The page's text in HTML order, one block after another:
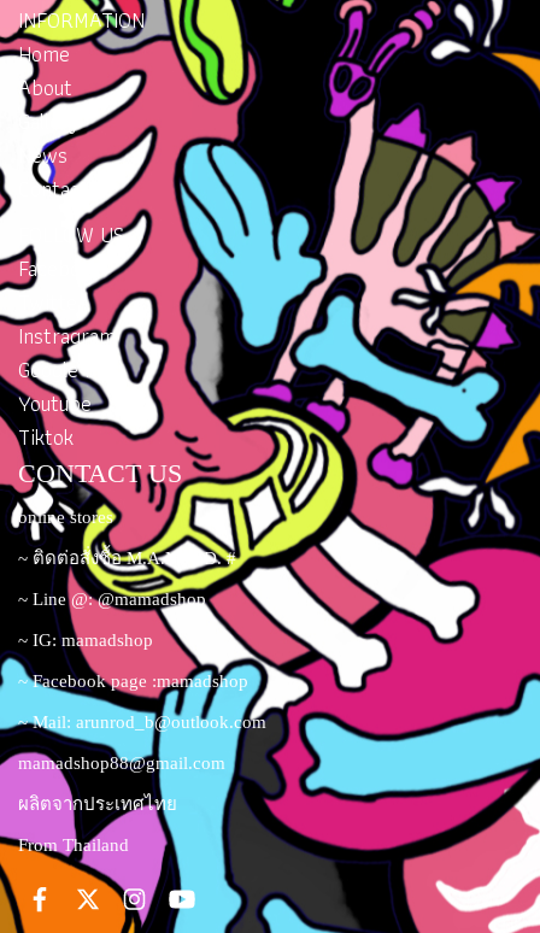
INFORMATION
Home
About
Gallery
News
Contacts
FOLLOW US
Facebook
Twitter
Instragram
Google Plus
Youtube
Tiktok
CONTACT US
online stores
~ ติดต่อสั่งซื้อ M.A.M.A.D. #
~ Line @: @mamadshop
~ IG: mamadshop
~ Facebook page :mamadshop
~ Mail: arunrod_b@outlook.com
mamadshop88@gmail.com
ผลิตจากประเทศไทย
From Thailand